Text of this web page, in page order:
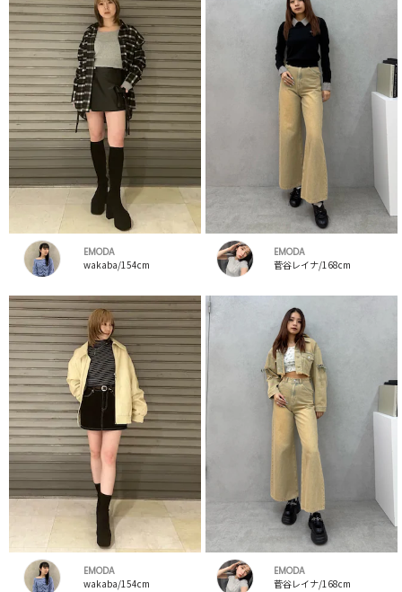
EMODA
wakaba/154cm
EMODA
菅谷レイナ/168cm
EMODA
wakaba/154cm
EMODA
菅谷レイナ/168cm